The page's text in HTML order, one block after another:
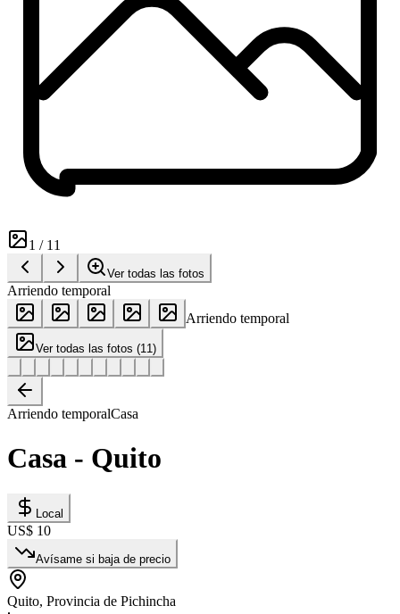
1 / 11
Ver todas las fotos
Arriendo temporal
Arriendo temporal
Ver todas las fotos (11)
Arriendo temporalCasa
Casa - Quito
Local
US$ 10
Avísame si baja de precio
Quito, Provincia de Pichincha